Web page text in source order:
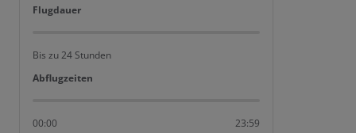
Flugdauer
Flugdauer
Bis zu 24 Stunden
Abflugzeiten
Abflugzeiten
00:00 23:59